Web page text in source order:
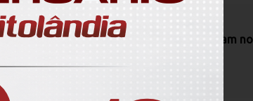
dos clientes recomendam